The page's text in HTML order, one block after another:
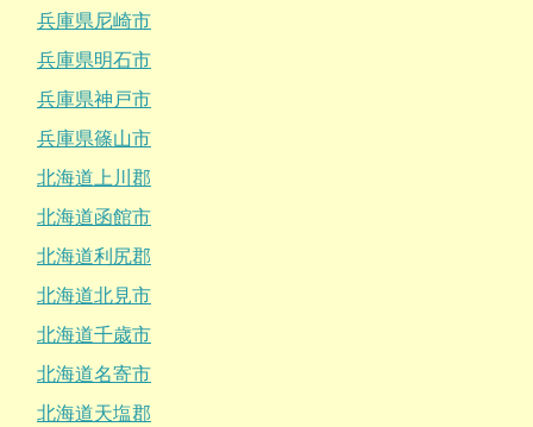
兵庫県尼崎市
兵庫県明石市
兵庫県神戸市
兵庫県篠山市
北海道上川郡
北海道函館市
北海道利尻郡
北海道北見市
北海道千歳市
北海道名寄市
北海道天塩郡